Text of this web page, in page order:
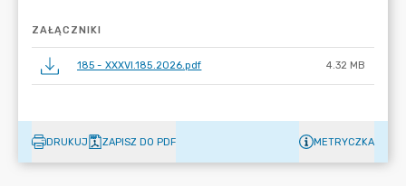
ZAŁĄCZNIKI
185 - XXXVI.185.2026.pdf 4.32 MB
DRUKUJ ZAPISZ DO PDF METRYCZKA